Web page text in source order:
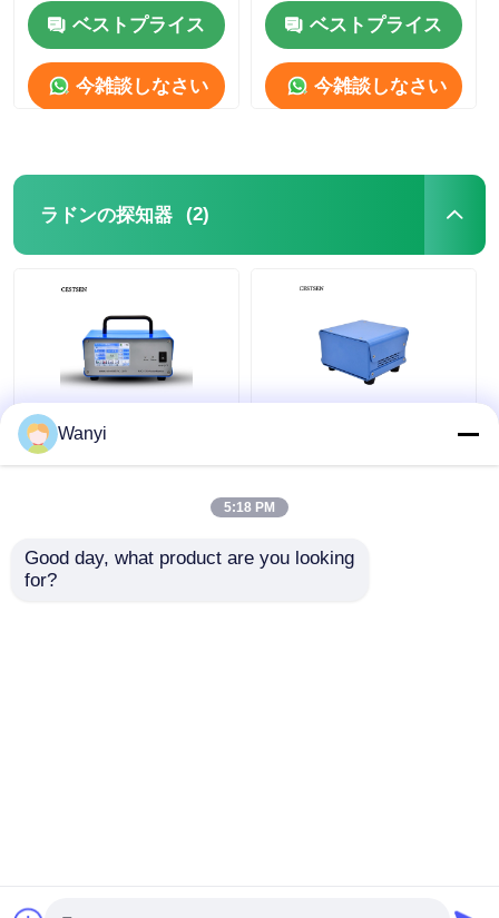
赤外線放射率測定器
ベストプライス
今雑談しなさい
ベストプライス
今雑談しなさい
ラドンの探知器 (2)
RS232連続ラドン検出
器 0.1-1750pCi/L連続
RS485 ラドンガスセン
サー RAD-17500 フォ
ガス検出器
Wanyi
5:18 PM
Good day, what product are you looking
for?